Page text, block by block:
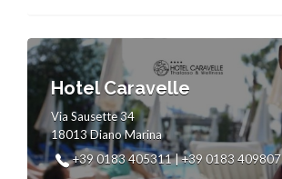
Hotel Caravelle
Via Sausette 34
18013 Diano Marina
+39 0183 405311 | +39 0183 409807